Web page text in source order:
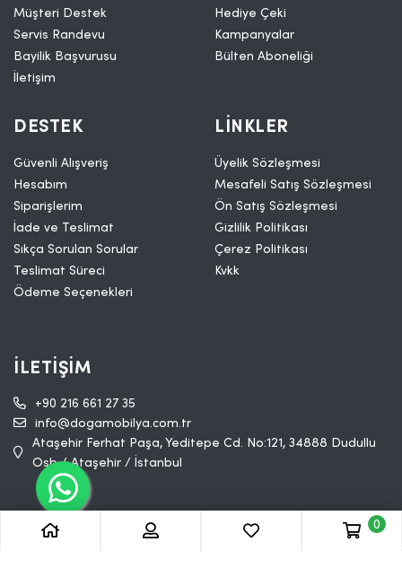
Müşteri Destek
Servis Randevu
Bayilik Başvurusu
İletişim
Hediye Çeki
Kampanyalar
Bülten Aboneliği
DESTEK
Güvenli Alışveriş
Hesabım
Siparişlerim
İade ve Teslimat
Sıkça Sorulan Sorular
Teslimat Süreci
Ödeme Seçenekleri
LINKLER
Üyelik Sözleşmesi
Mesafeli Satış Sözleşmesi
Ön Satış Sözleşmesi
Gizlilik Politikası
Çerez Politikası
Kvkk
İLETIŞIM
+90 216 661 27 35
info@dogamobilya.com.tr
Ataşehir Ferhat Paşa, Yeditepe Cd. No:121, 34888 Dudullu
Osb / Ataşehir / İstanbul
0